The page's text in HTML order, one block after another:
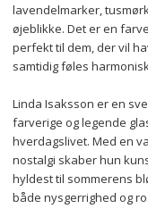
lavendelmarker,
øjeblikke. Det er en
perfekt til dem, der vil
samtidig føles
Linda Isaksson er en
farverige og legende
hverdagslivet. Med en
nostalgi skaber hun
hyldest til sommerens
både nysgerrighed og ro.